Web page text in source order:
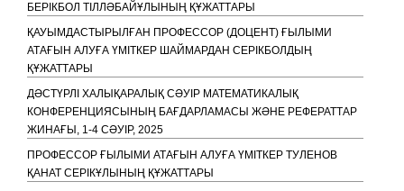
БЕРІКБОЛ ТІЛЛӘБАЙҰЛЫНЫҢ ҚҰЖАТТАРЫ
ҚАУЫМДАСТЫРЫЛҒАН ПРОФЕССОР (ДОЦЕНТ) ҒЫЛЫМИ
АТАҒЫН АЛУҒА ҮМІТКЕР ШАЙМАРДАН СЕРІКБОЛДЫҢ
ҚҰЖАТТАРЫ
ДӘСТҮРЛІ ХАЛЫҚАРАЛЫҚ СӘУІР МАТЕМАТИКАЛЫҚ
КОНФЕРЕНЦИЯСЫНЫҢ БАҒДАРЛАМАСЫ ЖӘНЕ РЕФЕРАТТАР
ЖИНАҒЫ, 1-4 СӘУІР, 2025
ПРОФЕССОР ҒЫЛЫМИ АТАҒЫН АЛУҒА ҮМІТКЕР ТУЛЕНОВ
ҚАНАТ СЕРІКҰЛЫНЫҢ ҚҰЖАТТАРЫ